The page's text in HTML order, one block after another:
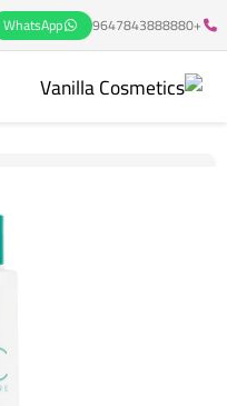
+9647843888880
WhatsApp